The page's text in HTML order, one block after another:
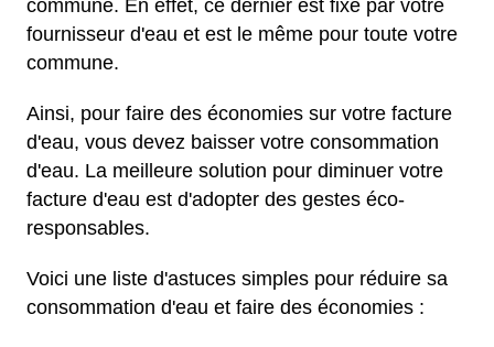
commune. En effet, ce dernier est fixé par votre
fournisseur d'eau et est le même pour toute votre
commune.
Ainsi, pour faire des économies sur votre facture
d'eau, vous devez baisser votre consommation
d'eau. La meilleure solution pour diminuer votre
facture d'eau est d'adopter des gestes éco-
responsables.
Voici une liste d'astuces simples pour réduire sa
consommation d'eau et faire des économies :